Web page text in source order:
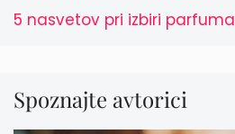
5 nasvetov pri izbiri parfuma
Spoznajte avtorici